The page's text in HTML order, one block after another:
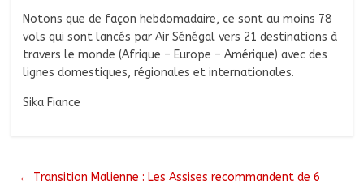
Notons que de façon hebdomadaire, ce sont au moins 78
vols qui sont lancés par Air Sénégal vers 21 destinations à
travers le monde (Afrique – Europe – Amérique) avec des
lignes domestiques, régionales et internationales.
Sika Fiance
← Transition Malienne : Les Assises recommandent de 6